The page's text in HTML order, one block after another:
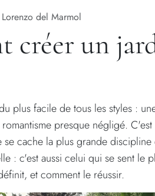
Lorenzo del Marmol
créer un
plus facile de tous les styles :
presque négligé.
se cache la plus grande
: c'est aussi celui qui se sent le
et comment le réussir.